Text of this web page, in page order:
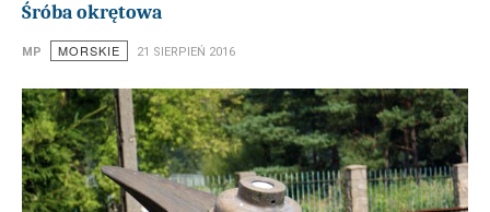
Śróba okrętowa
MP MORSKIE 21 SIERPIEŃ 2016